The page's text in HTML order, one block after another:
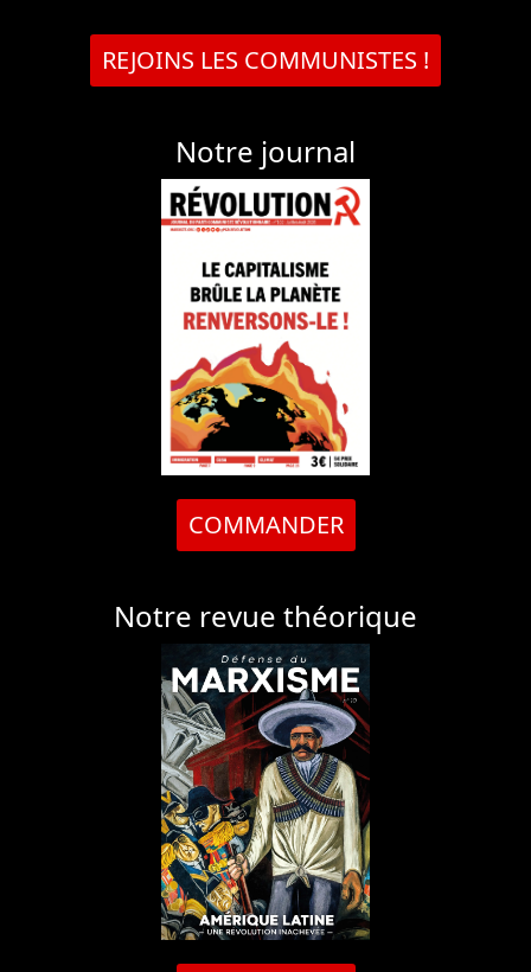
REJOINS LES COMMUNISTES !
Notre journal
COMMANDER
Notre revue théorique